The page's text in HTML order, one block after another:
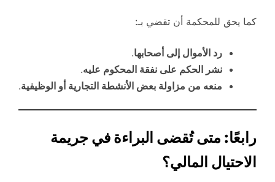
كما يحق للمحكمة أن تقضي بـ:
رد الأموال إلى أصحابها.
نشر الحكم على نفقة المحكوم عليه.
منعه من مزاولة بعض الأنشطة التجارية أو الوظيفية.
رابعًا: متى تُقضى البراءة في جريمة
الاحتيال المالي؟